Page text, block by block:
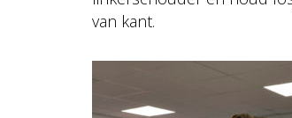
van kant.